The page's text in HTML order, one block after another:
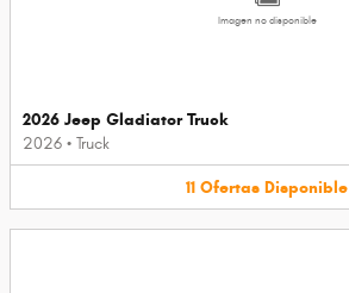
Imagen no disponible
2026 Jeep Gladiator Truck
2026 • Truck
11 Ofertas Disponible